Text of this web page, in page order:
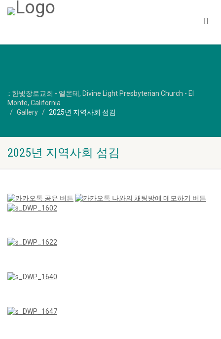
:: 한빛장로교회 - 엘몬테, Divine Light Presbyterian Church - El
Monte, California
Gallery
2025년 지역사회 섬김
2025년 지역사회 섬김